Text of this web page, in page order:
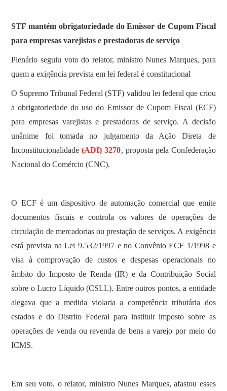
STF mantém obrigatoriedade do Emissor de Cupom Fiscal
para empresas varejistas e prestadoras de serviço
Plenário seguiu voto do relator, ministro Nunes Marques, para
quem a exigência prevista em lei federal é constitucional
O Supremo Tribunal Federal (STF) validou lei federal que criou
a obrigatoriedade do uso do Emissor de Cupom Fiscal (ECF)
para empresas varejistas e prestadoras de serviço. A decisão
unânime foi tomada no julgamento da Ação Direta de
Inconstitucionalidade(ADI) 3270, proposta pela Confederação
Nacional do Comércio (CNC).
O ECF é um dispositivo de automação comercial que emite
documentos fiscais e controla os valores de operações de
circulação de mercadorias ou prestação de serviços. A exigência
está prevista na Lei 9.532/1997 e no Convênio ECF 1/1998 e
visa à comprovação de custos e despesas operacionais no
âmbito do Imposto de Renda (IR) e da Contribuição Social
sobre o Lucro Líquido (CSLL). Entre outros pontos, a entidade
alegava que a medida violaria a competência tributária dos
estados e do Distrito Federal para instituir imposto sobre as
operações de venda ou revenda de bens a varejo por meio do
ICMS.
Em seu voto, o relator, ministro Nunes Marques, afastou esses